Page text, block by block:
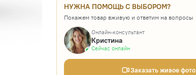
НУЖНА ПОМОЩЬ С ВЫБОРОМ?
Покажем товар вживую и ответим на вопросы
Онлайн-консультант
Кристина
Сейчас онлайн
Заказать живое фото